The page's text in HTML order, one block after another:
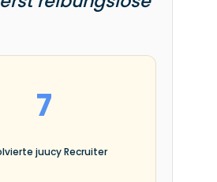
7
juucy Recruiter